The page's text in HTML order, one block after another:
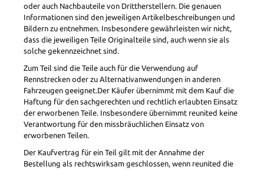
oder auch Nachbauteile von Drittherstellern. Die genauen
Informationen sind den jeweiligen Artikelbeschreibungen und
Bildern zu entnehmen. Insbesondere gewährleisten wir nicht,
dass die jeweiligen Teile Originalteile sind, auch wenn sie als
solche gekennzeichnet sind.
Zum Teil sind die Teile auch für die Verwendung auf
Rennstrecken oder zu Alternativanwendungen in anderen
Fahrzeugen geeignet.Der Käufer übernimmt mit dem Kauf die
Haftung für den sachgerechten und rechtlich erlaubten Einsatz
der erworbenen Teile. Insbesondere übernimmt reunited keine
Verantwortung für den missbräuchlichen Einsatz von
erworbenen Teilen.
Der Kaufvertrag für ein Teil gilt mit der Annahme der
Bestellung als rechtswirksam geschlossen, wenn reunited die